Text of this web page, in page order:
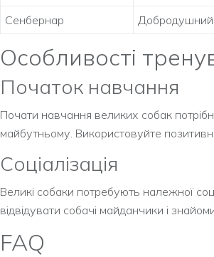
Сенбернар
Добродушний,
Особливості
Початок навчання
Почати навчання великих собак
майбутньому. Використовуйте
Соціалізація
Великі собаки потребують належної
відвідувати собачі майданчики і
FAQ